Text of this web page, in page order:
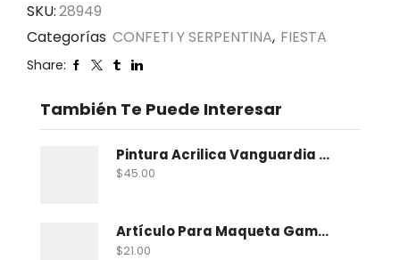
SKU:28949
Categorías CONFETI Y SERPENTINA, FIESTA
Share:
También Te Puede Interesar
Pintura Acrilica Vanguardia Metalica 100 Ml
$45.00
Artículo Para Maqueta Gama Zoologico Chico
$21.00